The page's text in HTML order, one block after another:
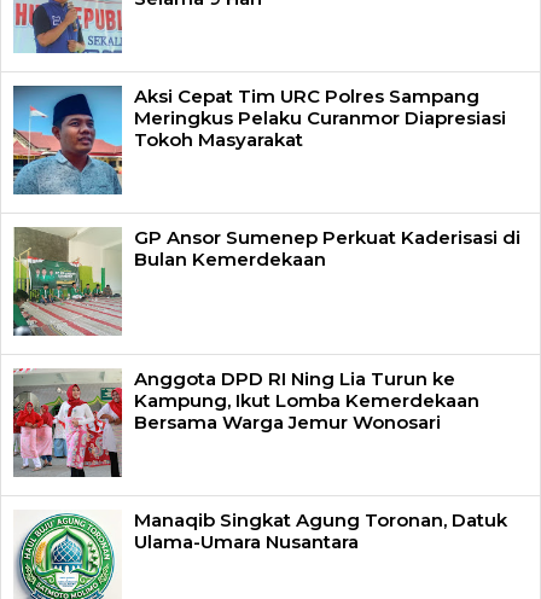
Aksi Cepat Tim URC Polres Sampang
Meringkus Pelaku Curanmor Diapresiasi
Tokoh Masyarakat
GP Ansor Sumenep Perkuat Kaderisasi di
Bulan Kemerdekaan
Anggota DPD RI Ning Lia Turun ke
Kampung, Ikut Lomba Kemerdekaan
Bersama Warga Jemur Wonosari
Manaqib Singkat Agung Toronan, Datuk
Ulama-Umara Nusantara